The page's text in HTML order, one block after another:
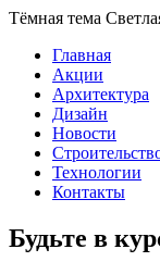
Тёмная тема
Главная
Акции
Архитектура
Дизайн
Новости
Технологии
Контакты
Будьте в